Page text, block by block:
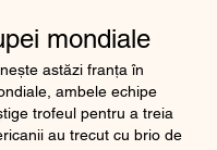
mondiale
astăzi franța în
ambele echipe
trofeul pentru a treia
au trecut cu brio de